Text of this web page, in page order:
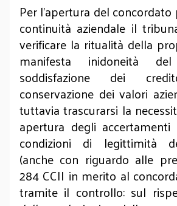
Per l’apertura del
continuità aziendale il
verificare la ritualità della
manifesta inidoneità
soddisfazione dei
conservazione dei valori
tuttavia trascurarsi la
apertura degli
condizioni di legittimità
(anche con riguardo alle
284 CCII in merito al
tramite il controllo: sul